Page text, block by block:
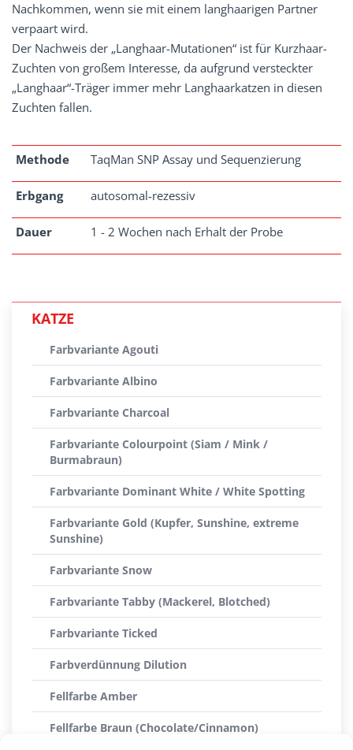
Nachkommen, wenn sie mit einem langhaarigen Partner
verpaart wird.
Der Nachweis der „Langhaar-Mutationen“ ist für Kurzhaar-
Zuchten von großem Interesse, da aufgrund versteckter
„Langhaar“-Träger immer mehr Langhaarkatzen in diesen
Zuchten fallen.
Methode TaqMan SNP Assay und Sequenzierung
Erbgang autosomal-rezessiv
Dauer 1 - 2 Wochen nach Erhalt der Probe
KATZE
Farbvariante Agouti
Farbvariante Albino
Farbvariante Charcoal
Farbvariante Colourpoint (Siam / Mink /
Burmabraun)
Farbvariante Dominant White / White Spotting
Farbvariante Gold (Kupfer, Sunshine, extreme
Sunshine)
Farbvariante Snow
Farbvariante Tabby (Mackerel, Blotched)
Farbvariante Ticked
Farbverdünnung Dilution
Fellfarbe Amber
Fellfarbe Braun (Chocolate/Cinnamon)